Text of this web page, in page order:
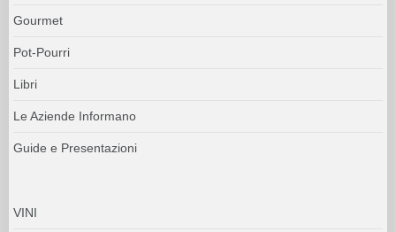
Gourmet
Pot-Pourri
Libri
Le Aziende Informano
Guide e Presentazioni
VINI